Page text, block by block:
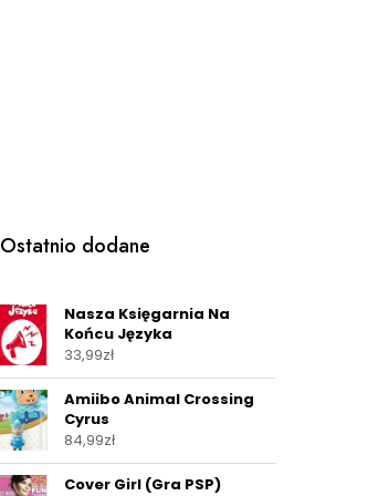
Ostatnio dodane
Nasza Księgarnia Na
Końcu Języka
33,99zł
Amiibo Animal Crossing
Cyrus
84,99zł
Cover Girl (Gra PSP)